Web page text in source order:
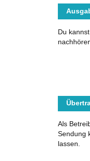
Du
Als
Sendung
lassen.